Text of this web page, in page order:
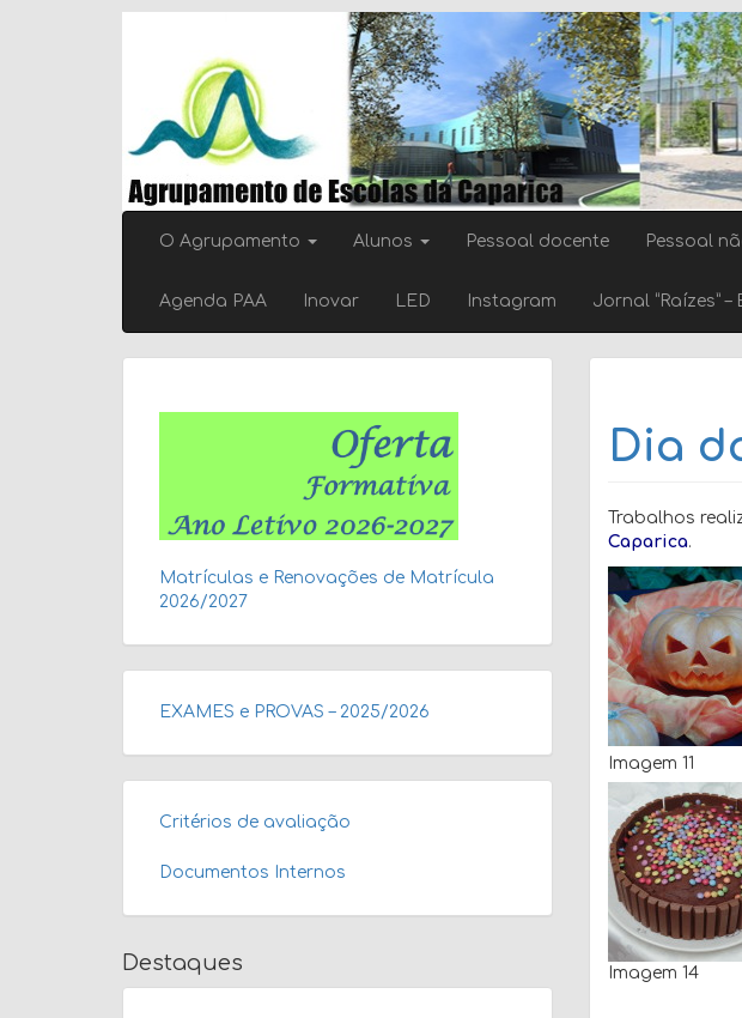
O Agrupamento Alunos Pessoal docente Pessoal
Agenda PAA Inovar LED Instagram Jornal “Raízes” –
Dia
Trabalhos
Caparica.
Imagem 11
Imagem 14
Matrículas e Renovações de Matrícula
2026/2027
EXAMES e PROVAS – 2025/2026
Critérios de avaliação
Documentos Internos
Destaques